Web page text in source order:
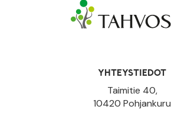
YHTEYSTIEDOT
Taimitie 40,
10420 Pohjankuru